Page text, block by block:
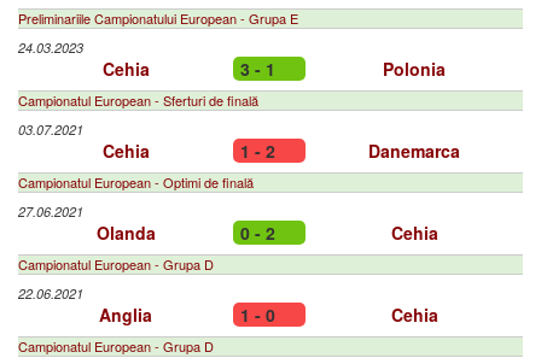
Preliminariile Campionatului European - Grupa E
24.03.2023
Cehia 3 - 1 Polonia
Campionatul European - Sferturi de finală
03.07.2021
Cehia 1 - 2 Danemarca
Campionatul European - Optimi de finală
27.06.2021
Olanda 0 - 2 Cehia
Campionatul European - Grupa D
22.06.2021
Anglia 1 - 0 Cehia
Campionatul European - Grupa D